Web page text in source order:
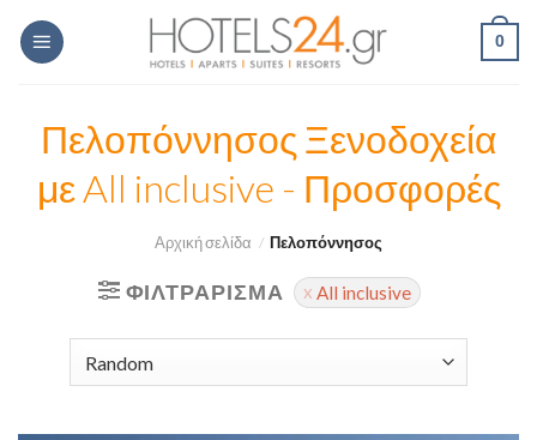
Skip
0
Πελοπόννησος Ξενοδοχεία
με All inclusive - Προσφορές
Αρχική σελίδα / Πελοπόννησος
ΦΙΛΤΡΆΡΙΣΜΑ All inclusive